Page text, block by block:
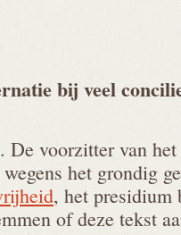
bij veel
De voorzitter van
het grondig
, het presidium
of deze tekst